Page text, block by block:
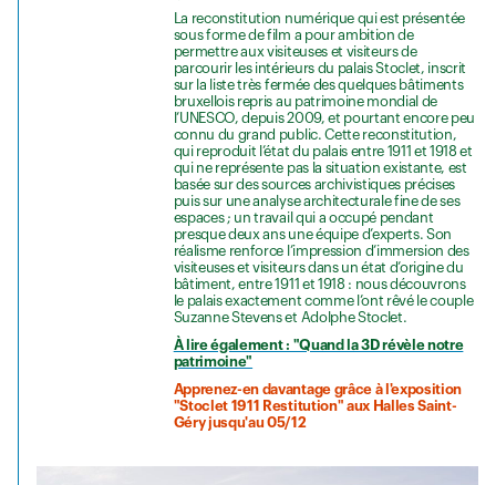
La reconstitution numérique qui est présentée
sous forme de film a pour ambition de
permettre aux visiteuses et visiteurs de
parcourir les intérieurs du palais Stoclet, inscrit
sur la liste très fermée des quelques bâtiments
bruxellois repris au patrimoine mondial de
l’UNESCO, depuis 2009, et pourtant encore peu
connu du grand public. Cette reconstitution,
qui reproduit l’état du palais entre 1911 et 1918 et
qui ne représente pas la situation existante, est
basée sur des sources archivistiques précises
puis sur une analyse architecturale fine de ses
espaces ; un travail qui a occupé pendant
presque deux ans une équipe d’experts. Son
réalisme renforce l’impression d’immersion des
visiteuses et visiteurs dans un état d’origine du
bâtiment, entre 1911 et 1918 : nous découvrons
le palais exactement comme l’ont rêvé le couple
Suzanne Stevens et Adolphe Stoclet.
À lire également : "Quand la 3D révèle notre
patrimoine"
Apprenez-en davantage grâce à l'exposition
"Stoclet 1911 Restitution" aux Halles Saint-
Géry jusqu'au 05/12